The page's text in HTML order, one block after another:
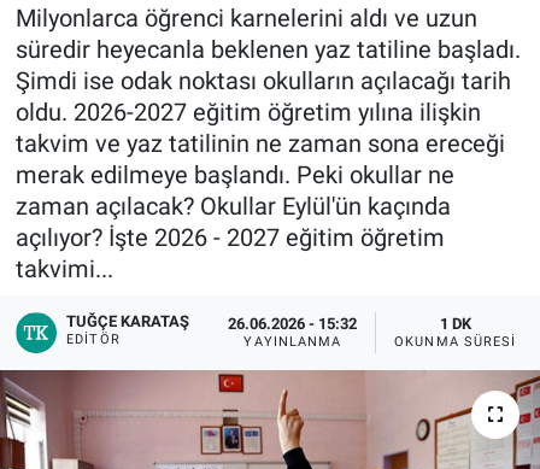
Milyonlarca öğrenci karnelerini aldı ve uzun
süredir heyecanla beklenen yaz tatiline başladı.
Şimdi ise odak noktası okulların açılacağı tarih
oldu. 2026-2027 eğitim öğretim yılına ilişkin
takvim ve yaz tatilinin ne zaman sona ereceği
merak edilmeye başlandı. Peki okullar ne
zaman açılacak? Okullar Eylül'ün kaçında
açılıyor? İşte 2026 - 2027 eğitim öğretim
takvimi...
TUĞÇE KARATAŞ
EDITÖR
26.06.2026 - 15:32
YAYINLANMA
1 DK
OKUNMA SÜRESI
Keşfet
ASTROLOJİ
MANŞET
RESMİ İLANLAR
İletişim/Künye